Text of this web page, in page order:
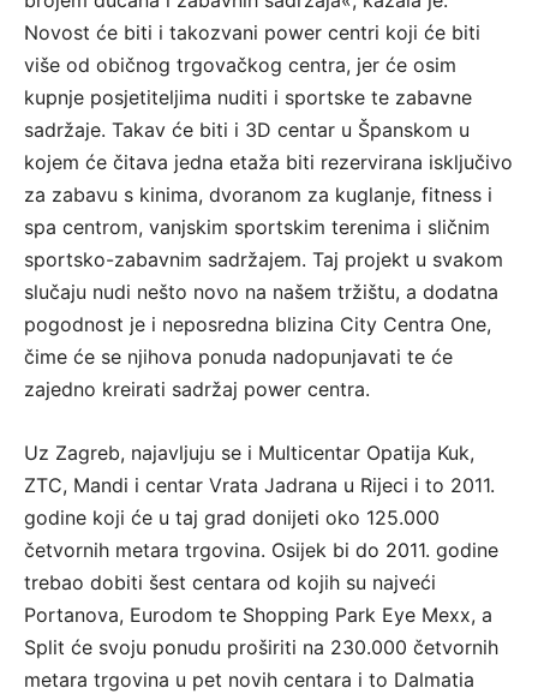
Novost će biti i takozvani power centri koji će biti
više od običnog trgovačkog centra, jer će osim
kupnje posjetiteljima nuditi i sportske te zabavne
sadržaje. Takav će biti i 3D centar u Španskom u
kojem će čitava jedna etaža biti rezervirana isključivo
za zabavu s kinima, dvoranom za kuglanje, fitness i
spa centrom, vanjskim sportskim terenima i sličnim
sportsko-zabavnim sadržajem. Taj projekt u svakom
slučaju nudi nešto novo na našem tržištu, a dodatna
pogodnost je i neposredna blizina City Centra One,
čime će se njihova ponuda nadopunjavati te će
zajedno kreirati sadržaj power centra.
Uz Zagreb, najavljuju se i Multicentar Opatija Kuk,
ZTC, Mandi i centar Vrata Jadrana u Rijeci i to 2011.
godine koji će u taj grad donijeti oko 125.000
četvornih metara trgovina. Osijek bi do 2011. godine
trebao dobiti šest centara od kojih su najveći
Portanova, Eurodom te Shopping Park Eye Mexx, a
Split će svoju ponudu proširiti na 230.000 četvornih
metara trgovina u pet novih centara i to Dalmatia